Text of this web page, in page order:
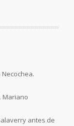
Mariano
antes de